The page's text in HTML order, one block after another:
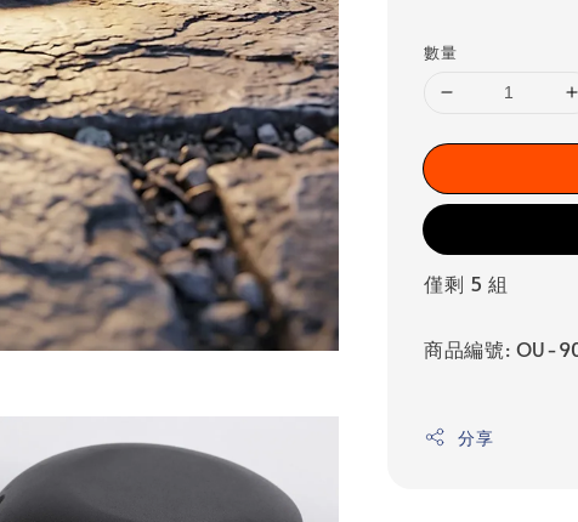
數量
僅剩 5 組
商品編號: OU-
分享